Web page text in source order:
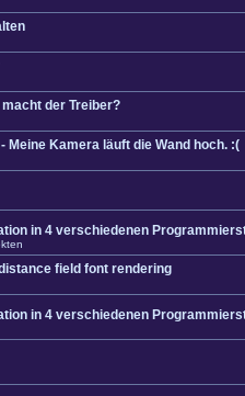
der Treiber?
Meine Kamera läuft die Wand hoch. :(
in 4 verschiedenen
field font rendering
in 4 verschiedenen